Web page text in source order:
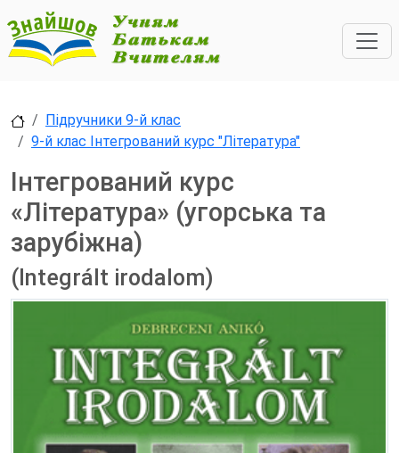
Підручники 9-й клас
9-й клас Інтегрований курс "Література"
Інтегрований курс
«Література» (угорська та
зарубіжна)
(Integrált irodalom)